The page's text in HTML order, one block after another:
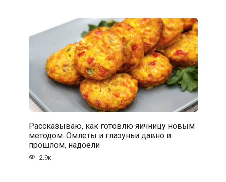
Рассказываю, как готовлю яичницу новым
методом. Омлеты и глазуньи давно в
прошлом, надоели
2.9к.